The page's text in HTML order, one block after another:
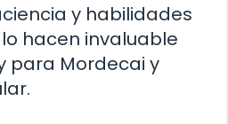
y habilidades
hacen invaluable
para Mordecai y